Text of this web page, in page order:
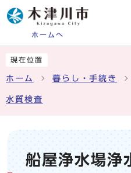
ホームへ
現在位置
ホーム 暮らし・手続き
水質検査
船屋浄水場浄